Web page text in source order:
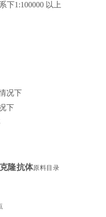
下1:100000 以上
况下
下
隆抗体原料目录